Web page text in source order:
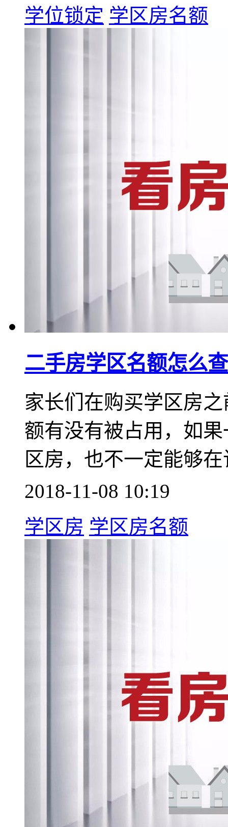
学位锁定 学区房名额
二手房学区名额怎么
家长们在购买学区房
额有没有被占用，如
区房，也不一定能够
2018-11-08 10:19
学区房 学区房名额